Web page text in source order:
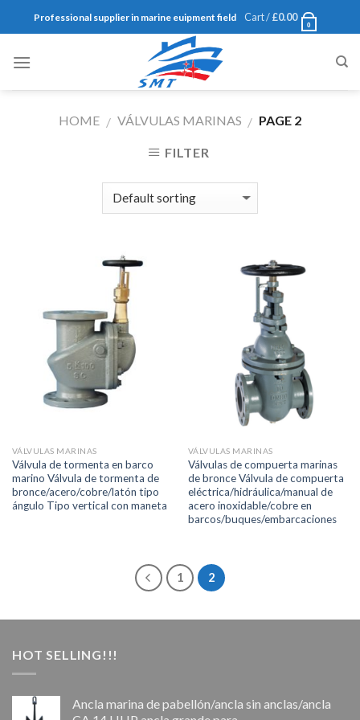
Professional supplier in marine euipment field Cart /£0.00
0
HOME / VÁLVULAS MARINAS / PAGE 2
FILTER
VÁLVULAS MARINAS
Válvula de tormenta en barco
marino Válvula de tormenta de
bronce/acero/cobre/latón tipo
ángulo Tipo vertical con maneta
VÁLVULAS MARINAS
Válvulas de compuerta marinas
de bronce Válvula de compuerta
eléctrica/hidráulica/manual de
acero inoxidable/cobre en
barcos/buques/embarcaciones
1 2
HOT SELLING!!!
Ancla marina de pabellón/ancla sin anclas/ancla